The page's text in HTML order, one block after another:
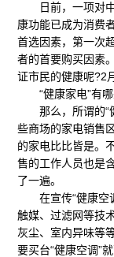
日前，一项对中
康功能已成为消费
首选因素，第一次
者的首要购买因素
证市民的健康呢?2
“健康家电”有哪
那么，所谓的“
些商场的家电销售
的家电比比皆是。
售的工作人员也是
了一遍。
在宣传“健康空调
触媒、过滤网等技
灰尘、室内异味等
要买台“健康空调”